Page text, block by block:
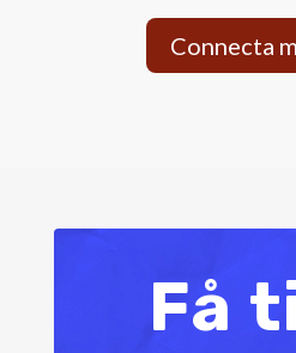
Connecta
Få